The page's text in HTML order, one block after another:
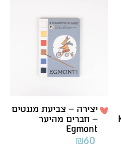
יצירה – צביעת מגנטים
– חברים מהיער
Egmont
₪60